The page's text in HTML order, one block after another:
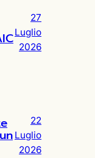
27
Luglio
2026
22
Luglio
2026